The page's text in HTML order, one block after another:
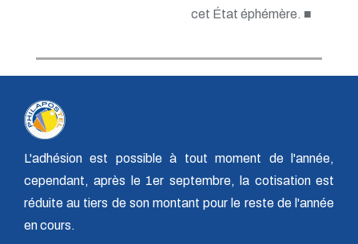
cet État éphémère. ■
L'adhésion est possible à tout moment de l'année,
cependant, après le 1er septembre, la cotisation est
réduite au tiers de son montant pour le reste de l'année
en cours.